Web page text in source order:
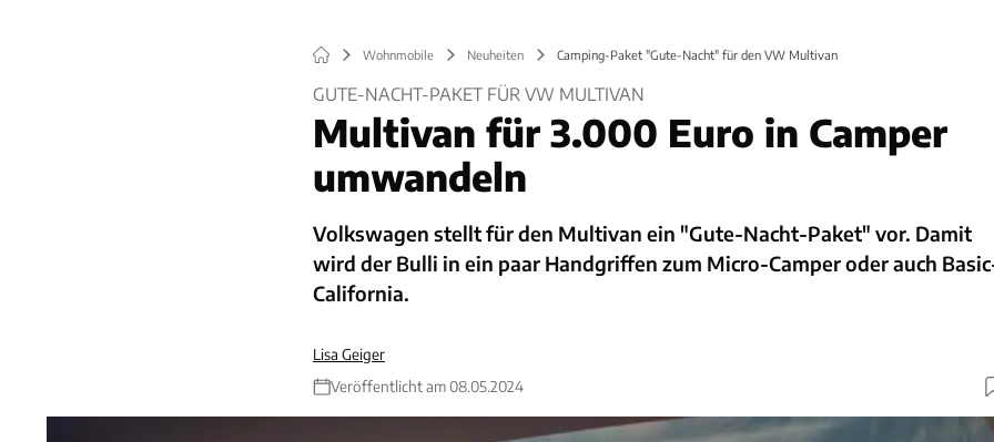
Wohnmobile Neuheiten Camping-Paket "Gute-Nacht" für den VW Multivan
GUTE-NACHT-PAKET FÜR VW MULTIVAN
Multivan für 3.000 Euro in Camper
umwandeln
Volkswagen stellt für den Multivan ein "Gute-Nacht-Paket" vor. Damit
wird der Bulli in ein paar Handgriffen zum Micro-Camper oder auch
California.
Lisa Geiger
Veröffentlicht am 08.05.2024